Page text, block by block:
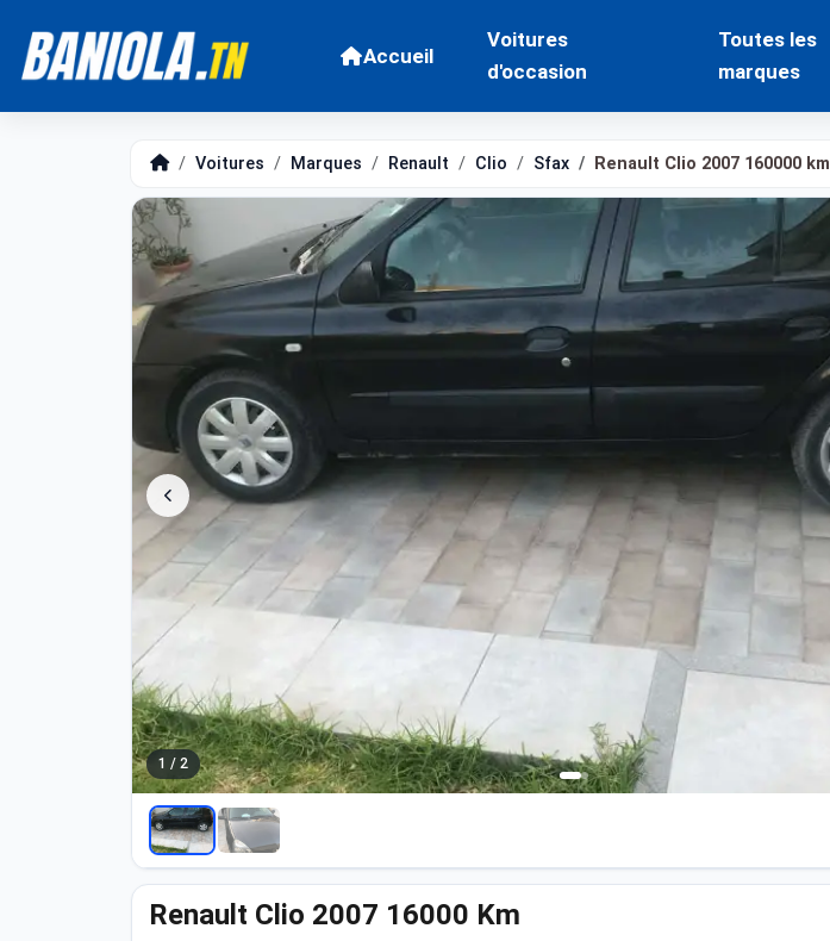
Accueil
Voitures
d'occasion
Toutes les
marques
Voitures Marques Renault Clio Sfax Renault Clio 2007 160000 km
1 / 2
Renault Clio 2007 16000 Km